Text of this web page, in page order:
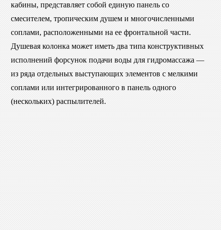
кабины, представляет собой единую панель со
смесителем, тропическим душем и многочисленными
соплами, расположенными на ее фронтальной части.
Душевая колонка может иметь два типа конструктивных
исполнений форсунок подачи воды для гидромассажа —
из ряда отдельных выступающих элементов с мелкими
соплами или интегрированного в панель одного
(нескольких) распылителей.